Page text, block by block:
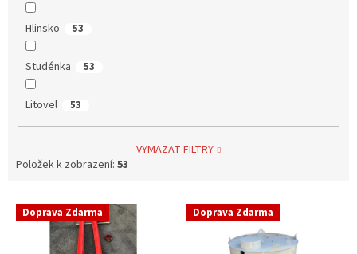
Hlinsko 53
Studénka 53
Litovel 53
VYMAZAT FILTRY
Položek k zobrazení: 53
V Doprava Zdarma Doprava Zdarma